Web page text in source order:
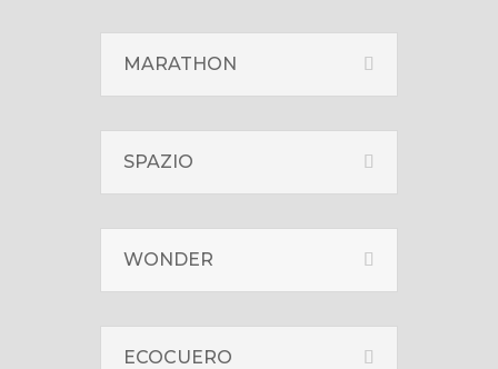
MARATHON
SPAZIO
WONDER
ECOCUERO